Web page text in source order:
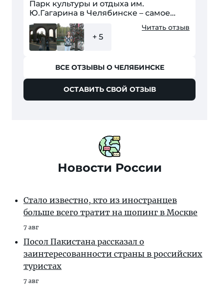
Парк культуры и отдыха им.
Ю.Гагарина в Челябинске – самое
популярное место для отдыха и
культурного времяпрепровождения.
Здесь интересно не только...
+ 5
Читать отзыв
ВСЕ ОТЗЫВЫ О ЧЕЛЯБИНСКЕ
ОСТАВИТЬ СВОЙ ОТЗЫВ
Новости России
Стало известно, кто из иностранцев
больше всего тратит на шопинг в Москве
7 авг
Посол Пакистана рассказал о
заинтересованности страны в российских
туристах
7 авг